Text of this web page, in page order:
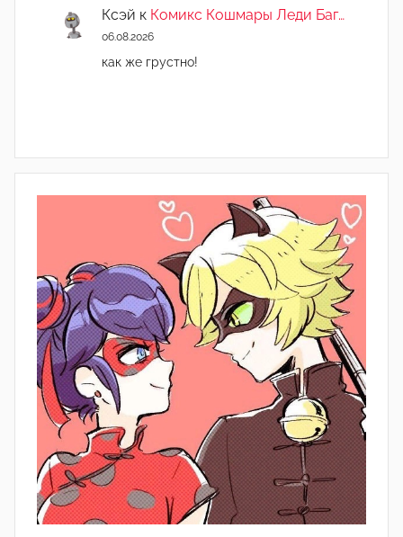
Ксэй к Комикс Кошмары Леди Баг…
06.08.2026
как же грустно!